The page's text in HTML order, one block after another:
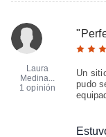
Laura
Medina...
1 opinión
"
Un
pudo